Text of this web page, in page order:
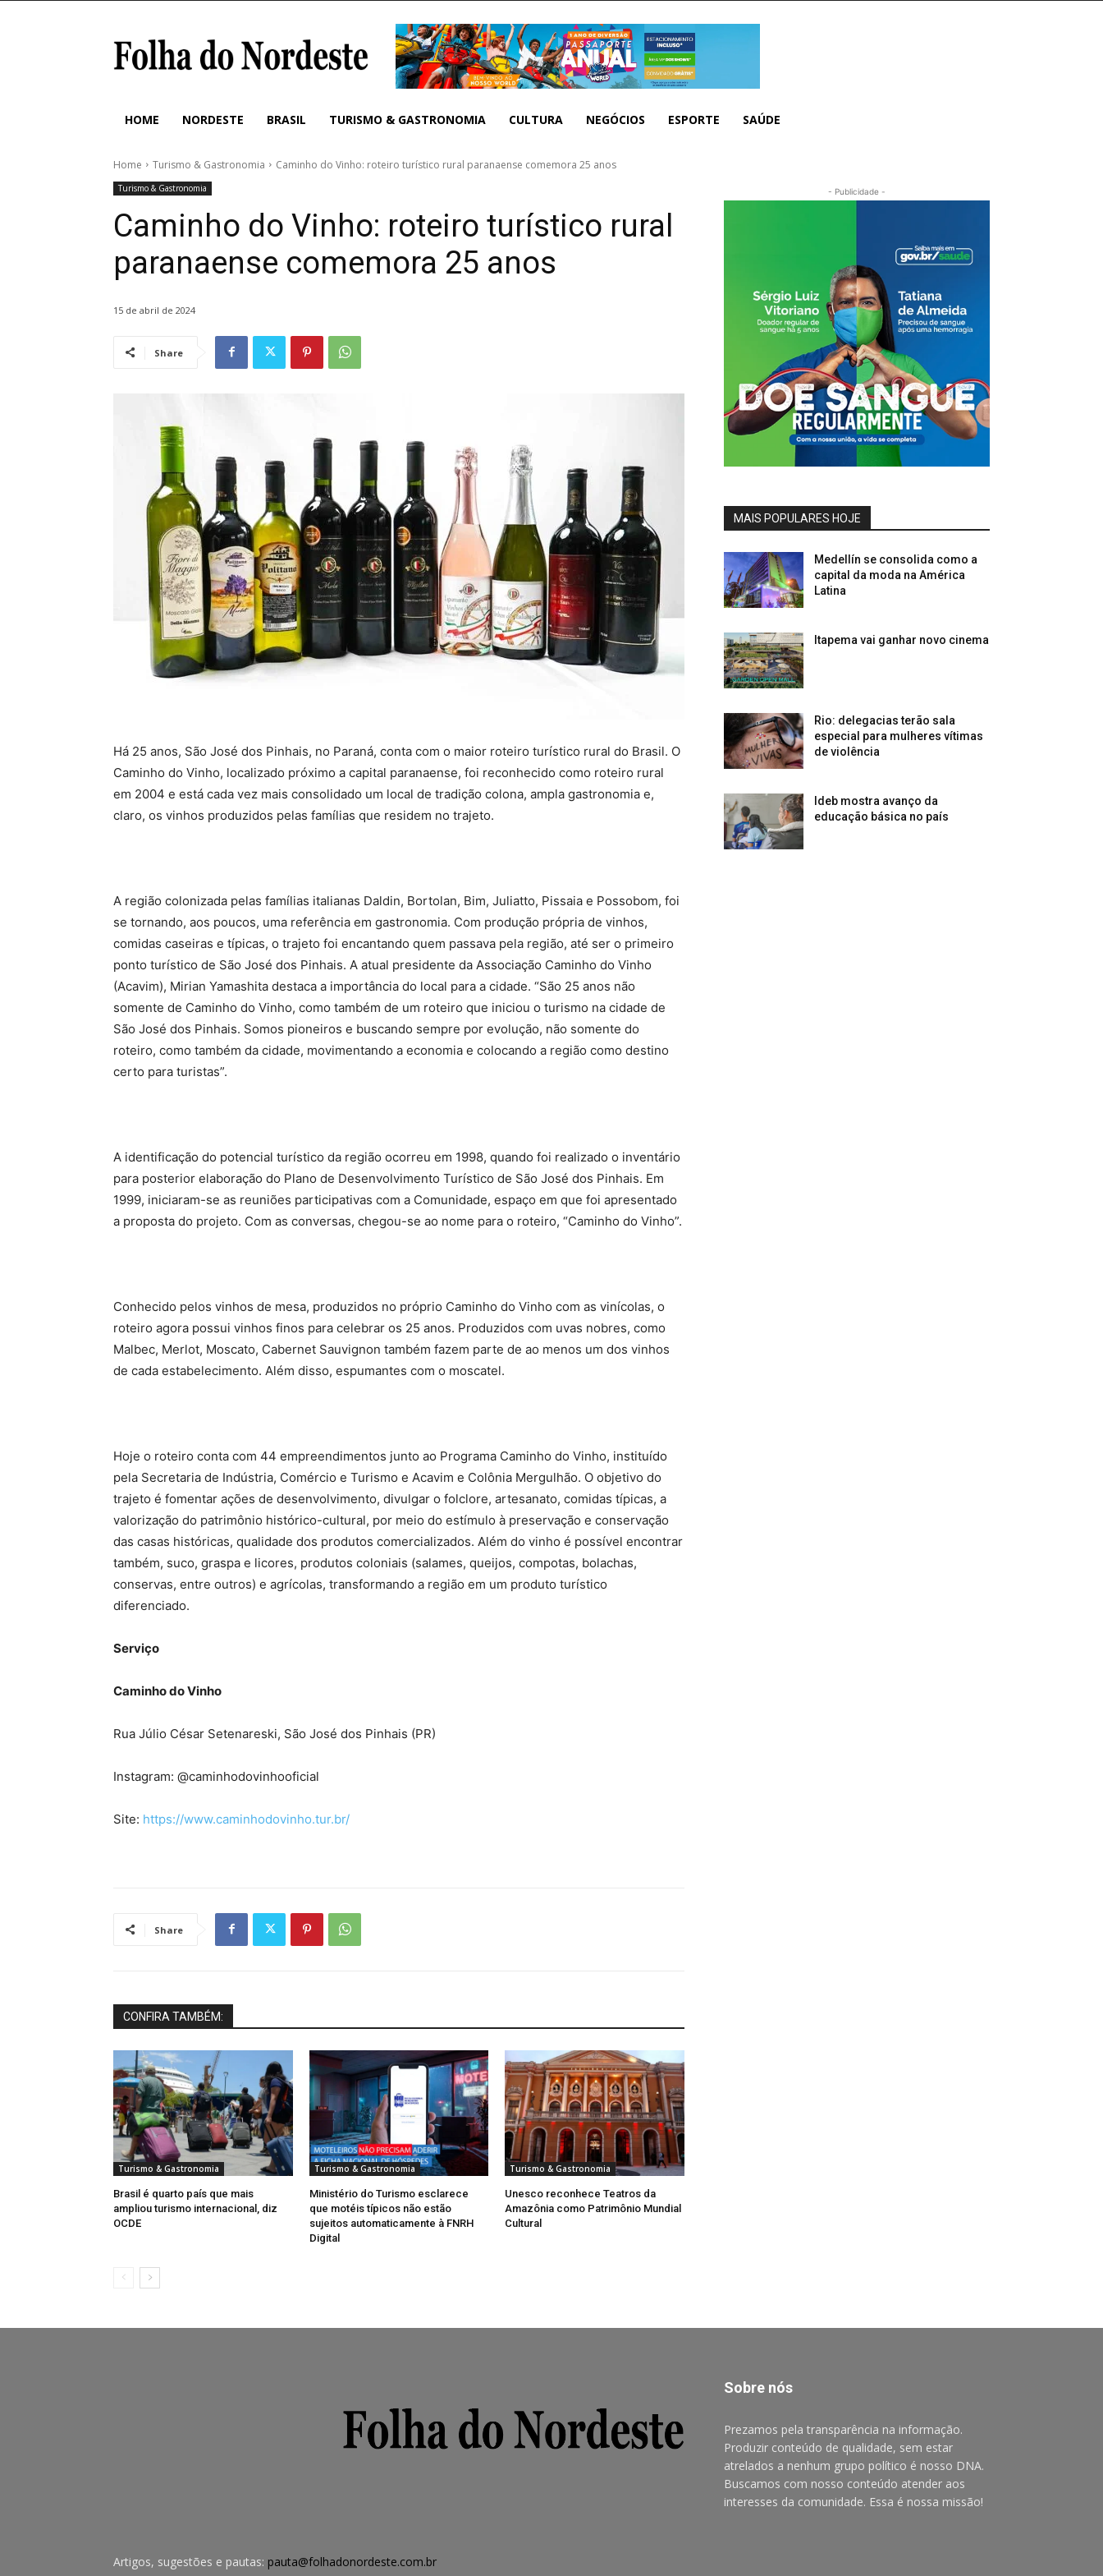
HOME NORDESTE BRASIL TURISMO & GASTRONOMIA CULTURA NEGÓCIOS ESPORTE SAÚDE
Home Turismo & Gastronomia Caminho do Vinho: roteiro turístico rural paranaense comemora 25 anos
Turismo & Gastronomia
Caminho do Vinho: roteiro turístico rural
paranaense comemora 25 anos
15 de abril de 2024
Share
Há 25 anos, São José dos Pinhais, no Paraná, conta com o maior roteiro turístico rural do Brasil. O
Caminho do Vinho, localizado próximo a capital paranaense, foi reconhecido como roteiro rural
em 2004 e está cada vez mais consolidado um local de tradição colona, ampla gastronomia e,
claro, os vinhos produzidos pelas famílias que residem no trajeto.
A região colonizada pelas famílias italianas Daldin, Bortolan, Bim, Juliatto, Pissaia e Possobom, foi
se tornando, aos poucos, uma referência em gastronomia. Com produção própria de vinhos,
comidas caseiras e típicas, o trajeto foi encantando quem passava pela região, até ser o primeiro
ponto turístico de São José dos Pinhais. A atual presidente da Associação Caminho do Vinho
(Acavim), Mirian Yamashita destaca a importância do local para a cidade. “São 25 anos não
somente de Caminho do Vinho, como também de um roteiro que iniciou o turismo na cidade de
São José dos Pinhais. Somos pioneiros e buscando sempre por evolução, não somente do
roteiro, como também da cidade, movimentando a economia e colocando a região como destino
certo para turistas”.
A identificação do potencial turístico da região ocorreu em 1998, quando foi realizado o inventário
para posterior elaboração do Plano de Desenvolvimento Turístico de São José dos Pinhais. Em
1999, iniciaram-se as reuniões participativas com a Comunidade, espaço em que foi apresentado
a proposta do projeto. Com as conversas, chegou-se ao nome para o roteiro, “Caminho do Vinho”.
Conhecido pelos vinhos de mesa, produzidos no próprio Caminho do Vinho com as vinícolas, o
roteiro agora possui vinhos finos para celebrar os 25 anos. Produzidos com uvas nobres, como
Malbec, Merlot, Moscato, Cabernet Sauvignon também fazem parte de ao menos um dos vinhos
de cada estabelecimento. Além disso, espumantes com o moscatel.
Hoje o roteiro conta com 44 empreendimentos junto ao Programa Caminho do Vinho, instituído
pela Secretaria de Indústria, Comércio e Turismo e Acavim e Colônia Mergulhão. O objetivo do
trajeto é fomentar ações de desenvolvimento, divulgar o folclore, artesanato, comidas típicas, a
valorização do patrimônio histórico-cultural, por meio do estímulo à preservação e conservação
das casas históricas, qualidade dos produtos comercializados. Além do vinho é possível encontrar
também, suco, graspa e licores, produtos coloniais (salames, queijos, compotas, bolachas,
conservas, entre outros) e agrícolas, transformando a região em um produto turístico
diferenciado.
Serviço
Caminho do Vinho
Rua Júlio César Setenareski, São José dos Pinhais (PR)
Instagram: @caminhodovinhooficial
Site: https://www.caminhodovinho.tur.br/
Share
CONFIRA TAMBÉM:
Turismo & Gastronomia
Brasil é quarto país que mais
ampliou turismo internacional, diz
OCDE
Turismo & Gastronomia
Ministério do Turismo esclarece
que motéis típicos não estão
sujeitos automaticamente à FNRH
Digital
Turismo & Gastronomia
Unesco reconhece Teatros da
Amazônia como Patrimônio Mundial
Cultural
- Publicidade -
MAIS POPULARES HOJE
Medellín se consolida como a
capital da moda na América
Latina
Itapema vai ganhar novo cinema
Rio: delegacias terão sala
especial para mulheres vítimas
de violência
Ideb mostra avanço da
educação básica no país
Sobre nós
Prezamos pela transparência na informação.
Produzir conteúdo de qualidade, sem estar
atrelados a nenhum grupo político é nosso DNA.
Buscamos com nosso conteúdo atender aos
interesses da comunidade. Essa é nossa missão!
Artigos, sugestões e pautas: pauta@folhadonordeste.com.br